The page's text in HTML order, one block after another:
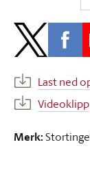
Last ned
Videoklipp
Merk: